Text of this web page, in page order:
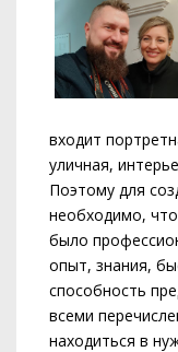
входит
уличная,
Поэтому для
необходимо,
было
опыт, знания,
способность
всеми
находиться в